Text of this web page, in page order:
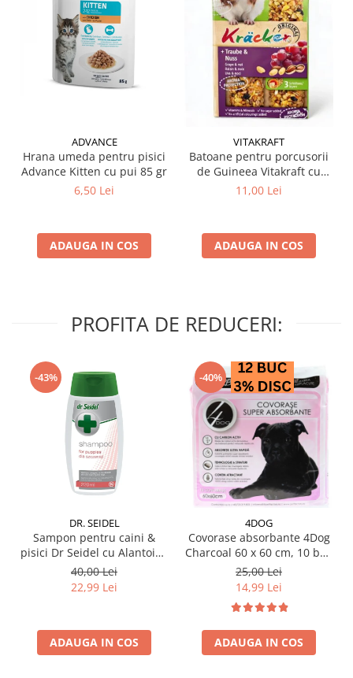
ADVANCE
Hrana umeda pentru pisici
Advance Kitten cu pui 85 gr
6,50 Lei
ADAUGA IN COS
VITAKRAFT
Batoane pentru porcusorii
de Guineea Vitakraft cu
struguri & nuci 2 buc
11,00 Lei
ADAUGA IN COS
PROFITA DE REDUCERI:
-43%
DR. SEIDEL
Sampon pentru caini &
pisici Dr Seidel cu Alantoina
220 ml
40,00 Lei
22,99 Lei
ADAUGA IN COS
-40%
4DOG
Covorase absorbante 4Dog
Charcoal 60 x 60 cm, 10 buc
/ pachet
25,00 Lei
14,99 Lei
ADAUGA IN COS